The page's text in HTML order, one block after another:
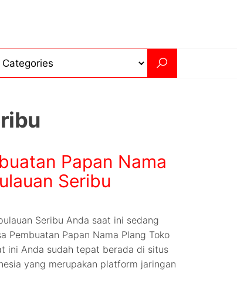
Papan Nama
Seribu
Seribu Anda saat ini sedang
Pembuatan Papan Nama Plang Toko
ini Anda sudah tepat berada di situs
yang merupakan platform jaringan